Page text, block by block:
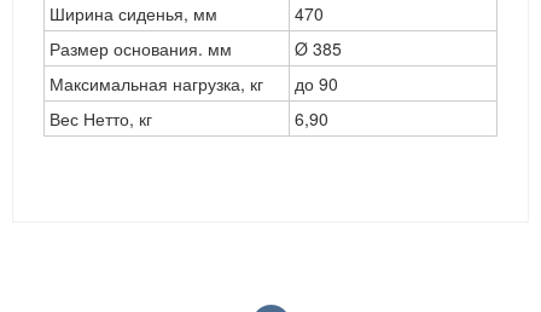
Ширина сиденья, мм
470
Размер основания. мм
Ø 385
Максимальная нагрузка, кг
до 90
Вес Нетто, кг
6,90